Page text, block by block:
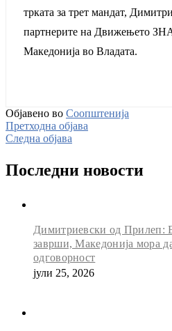
трката за трет мандат,
партнерите на Движењето
Македонија во Владата.
Објавено во Соопштенија
Претходна објава
Следна објава
Последни новости
Димитриевски од Прилеп:
заврши, Македонија мора
одговорност
јули 25, 2026